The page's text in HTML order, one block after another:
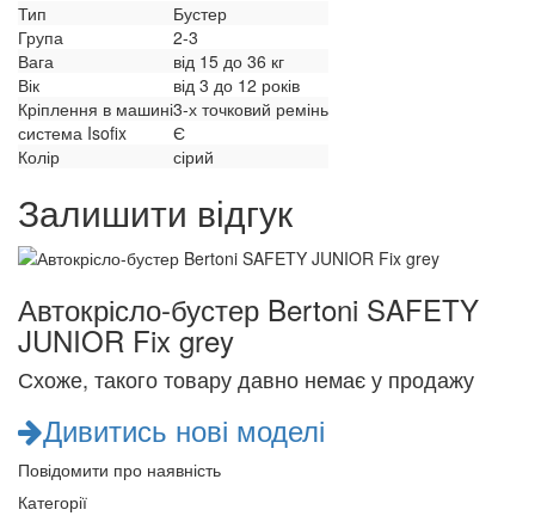
Тип
Бустер
Група
2-3
Вага
від 15 до 36 кг
Вік
від 3 до 12 років
Кріплення в машині3-х точковий ремінь
система Isofix
Є
Колір
сірий
Залишити відгук
Автокрісло-бустер Bertoni SAFETY
JUNIOR Fix grey
Схоже, такого товару давно немає у продажу
Дивитись нові моделі
Повідомити про наявність
Категорії